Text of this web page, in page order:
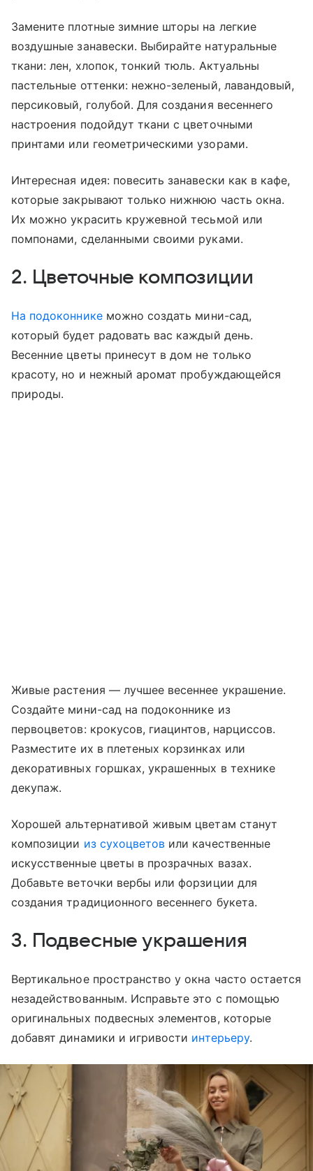
Замените плотные зимние шторы на легкие
воздушные занавески. Выбирайте натуральные
ткани: лен, хлопок, тонкий тюль. Актуальны
пастельные оттенки: нежно-зеленый, лавандовый,
персиковый, голубой. Для создания весеннего
настроения подойдут ткани с цветочными
принтами или геометрическими узорами.
Интересная идея: повесить занавески как в кафе,
которые закрывают только нижнюю часть окна.
Их можно украсить кружевной тесьмой или
помпонами, сделанными своими руками.
2. Цветочные композиции
На подоконникеможно создать мини-сад,
который будет радовать вас каждый день.
Весенние цветы принесут в дом не только
красоту, но и нежный аромат пробуждающейся
природы.
Живые растения — лучшее весеннее украшение.
Создайте мини-сад на подоконнике из
первоцветов: крокусов, гиацинтов, нарциссов.
Разместите их в плетеных корзинках или
декоративных горшках, украшенных в технике
декупаж.
Хорошей альтернативой живым цветам станут
композиции из сухоцветов или качественные
искусственные цветы в прозрачных вазах.
Добавьте веточки вербы или форзиции для
создания традиционного весеннего букета.
3. Подвесные украшения
Вертикальное пространство у окна часто остается
незадействованным. Исправьте это с помощью
оригинальных подвесных элементов, которые
добавят динамики и игривости интерьеру.